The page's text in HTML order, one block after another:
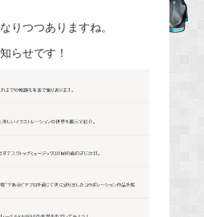
りつつありますね。
らせです！